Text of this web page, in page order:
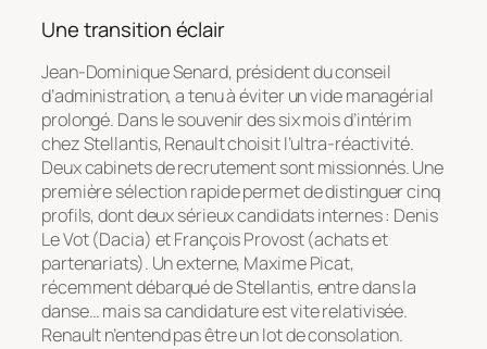
Une transition éclair
Jean-Dominique Senard, président du conseil
d’administration, a tenu à éviter un vide managérial
prolongé. Dans le souvenir des six mois d’intérim
chez Stellantis, Renault choisit l’ultra-réactivité.
Deux cabinets de recrutement sont missionnés. Une
première sélection rapide permet de distinguer cinq
profils, dont deux sérieux candidats internes : Denis
Le Vot (Dacia) et François Provost (achats et
partenariats). Un externe, Maxime Picat,
récemment débarqué de Stellantis, entre dans la
danse… mais sa candidature est vite relativisée.
Renault n’entend pas être un lot de consolation.